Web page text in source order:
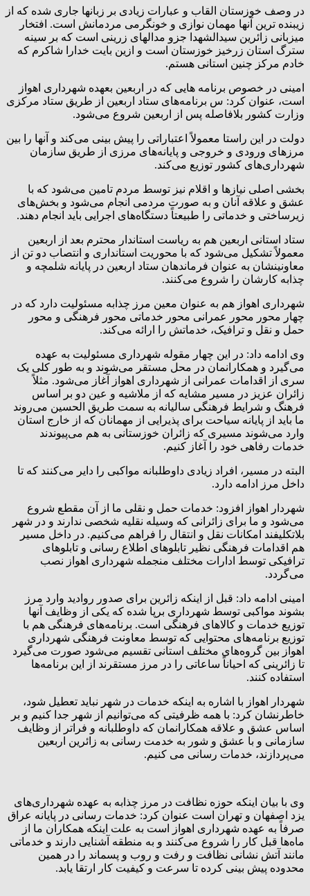
در وصف خوزستان القاب و عبارات زیادی بر زبانها جاری شده که از
زیبنده ترین آنها مهمان نوازی و خونگرمی مردمانش است. افتخار
میزبانی زائرین سیدالشهدا جزو مدالهای زرینی است که بر سینه
سترگ استان زرخیز خوزستان است و ازین بایت خدارا شاکرم که
خادم مرکز چنین استانی هستم.
امینی در خصوص برنامه هایی که در اربعین بعهده شهرداری اهواز
است، عنوان کرد: س برنامه‌های ستاد اربعین از طریق ستاد مرکزی
وزارت کشور بلافاصله پس از اربعین شروع می‌شود.
دولت در این راستا معمولاً اعتباراتی را پیش بینی می‌کند و آنها را بین
مرزهای ورودی و خروجی و پایانه‌های مرزی از طریق سازمان
شهرداری‌های کشور توزیع می‌کند.
بخشی اصلی نیازها و اقلام نیز توسط مردم تامین می‌شود که با
عشق و علاقه آنان و به صورت مردمی انجام می‌شود و بخش‌های
زیرساختی و خدماتی را طبیعتاً دستگاه‌های اجرایی باید انجام دهند.
ستاد استانی اربعین هم به ریاست استاندار محترم بعد از اربعین
معمولاً تشکیل می‌شود که با محوریت استانداری و انتصاب دو تن از
معاونینشان به عنوان فرماندهان ستاد اربعین در پایانه شلمچه و
چذابه کارشان را شروع می‌کنند.
شهرداری اهواز هم به عنوان معین مرز چذابه مسئولیت دارد که در
چهار محور محور عمرانی محور خدماتی محور فرهنگی و محور
حمل و نقل و ترافیک، خدماتش را ارائه می‌کند.
وی ادامه داد: در این چهار مقوله شهرداری مسئولیت به عهده
می‌گیرد و همکارانمان در محل مستقر می‌شوند و به طور کلی یک
سری از اقدامات عمرانی از شهرداری اهواز آغاز می‌شود. مثلاً
زائران عزیز در مسیر مشایه که از ملاشیه و عین دو بر اساس
فرهنگ و شرایط فرهنگی سالیانه به سمت طریق الحسین می‌روند
ما باید از پایانه سیاحت برای پذیرایی از مهمانان که از خارج استان
وارد می‌شوند مسیری که زائران خوزستانی به هم می‌پیوندند
خدمات رفاهی خود را آغاز کنیم.
البته در مسیر، افراد زیادی داوطلبانه مواکبی را دایر می‌کنند که تا
داخل مرز ادامه دارد.
شهردار اهواز افزود: خدمات حمل و نقلی ما از آن مقطع شروع
می‌شود و ما برای زائرانی که وسیله نقلیه شخصی ندارند و در شهر
بلاتکلیفند امکانات نقل و انتقال را فراهم می‌کنیم. در داخل مسیر
هم اقدامات فرهنگی نظیر تابلوهای اطلاع رسانی و تابلوهای
ترافیکی توسط ادارات مختلف منجمله شهرداری اهواز نصب
می‌گردد.
امینی ادامه داد: قبل از اینکه زائرین برای صدور روادید وارد مرز
بشوند مواکبی توسط شهرداری برپا شده که یکی از وظایف آنها
توزیع خدمات و کالاهای فرهنگی است. برنامه‌های فرهنگی هم با
توزیع برنامه‌های محتوایی که توسط معاونت فرهنگی شهرداری
اهواز بین گروه‌های مختلف استانی تقسیم می‌شود صورت می‌گیرد
تا زائرینی که احیاناً ساعاتی را در مرز مستقرند از این برنامه‌ها
استفاده کنند.
شهردار اهواز با اشاره به اینکه خدمات در شهر نباید تعطیل شود،
خاطرنشان کرد: با همه ظرفیتی که می‌توانیم از شهر جدا کنیم و بر
اساس عشق و علاقه همکارانمان که داوطلبانه و فراتر از وظایف
سازمانی و با عشق و شور به خدمت رسانی به زائرین اربعین
می‌پردازند، خدمات رسانی می کنیم.
وی با بیان اینکه حوزه نظافت در مرز چذابه به عهده شهرداری‌های
یزد اصفهان و تهران است عنوان کرد: خدمات رسانی در پایانه عراق
صرفاً به عهده شهرداری اهواز است به علت اینکه همکاران ما از
ماه‌ها قبل کار را شروع می‌کنند و به منطقه آشنایی دارند و خدماتی
مانند آتش نشانی نظافت و رفت و روب و پسماند را در همین
محدوده پیش بینی کرده تا سرعت و کیفیت کار ارتقا یابد.